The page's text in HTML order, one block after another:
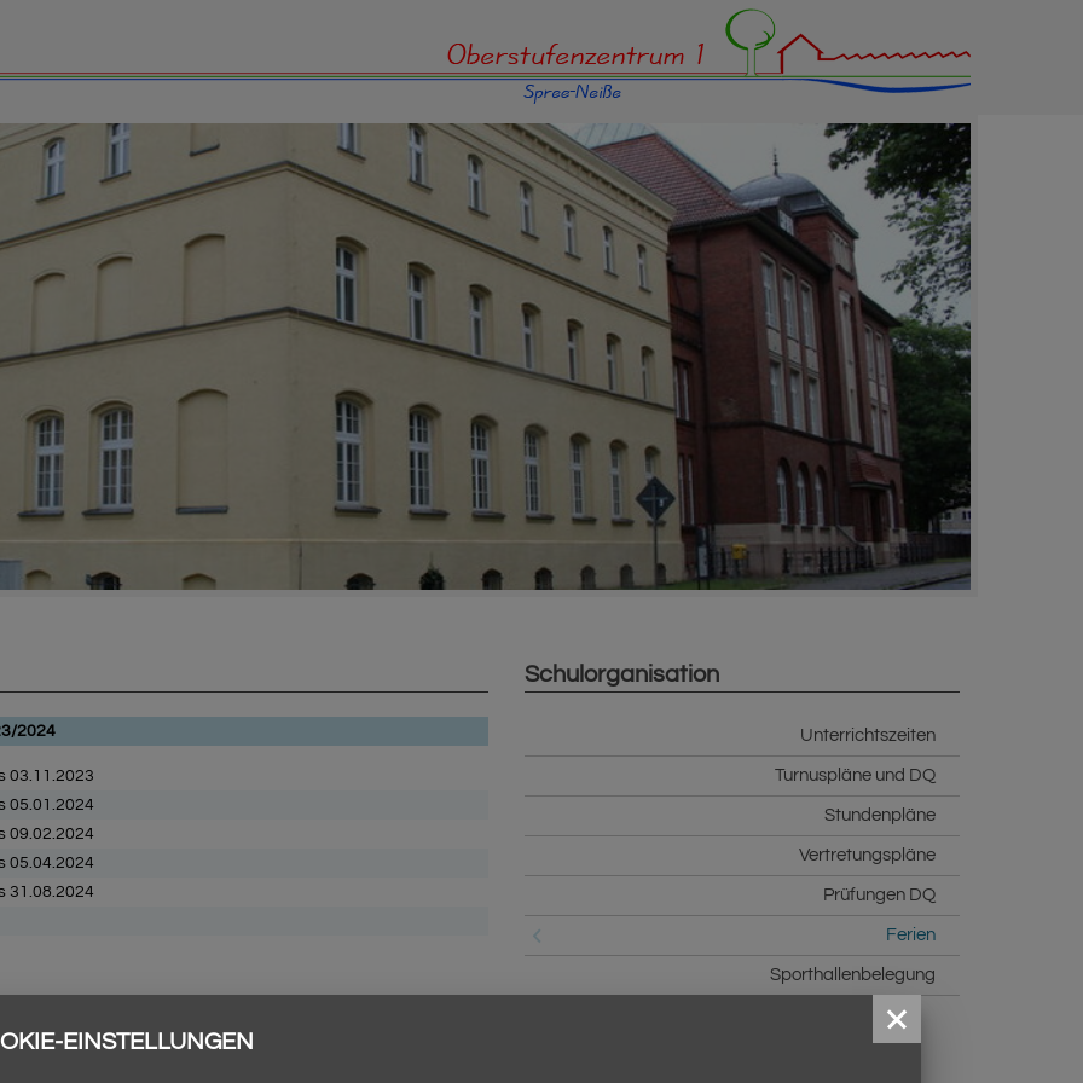
2024
03.11.2023
05.01.2024
09.02.2024
05.04.2024
31.08.2024
Schulorganisation
Unterrichtszeiten
Turnuspläne und DQ
Stundenpläne
Vertretungspläne
Prüfungen DQ
Ferien
Sporthallenbelegung
EINSTELLUNGEN